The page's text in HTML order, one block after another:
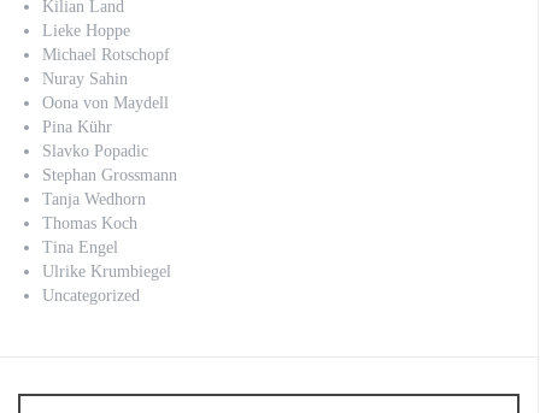
Kilian Land
Lieke Hoppe
Michael Rotschopf
Nuray Sahin
Oona von Maydell
Pina Kühr
Slavko Popadic
Stephan Grossmann
Tanja Wedhorn
Thomas Koch
Tina Engel
Ulrike Krumbiegel
Uncategorized